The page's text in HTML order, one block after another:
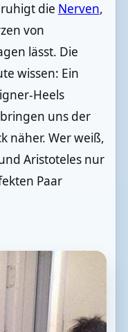
die Nerven,
von
lässt. Die
wissen: Ein
Heels
uns der
näher. Wer weiß,
Aristoteles nur
Paar